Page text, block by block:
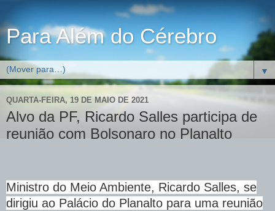
Para Além do Cérebro
▼
QUARTA-FEIRA, 19 DE MAIO DE 2021
Alvo da PF, Ricardo Salles participa de
reunião com Bolsonaro no Planalto
Ministro do Meio Ambiente, Ricardo Salles, se
dirigiu ao Palácio do Planalto para uma reunião